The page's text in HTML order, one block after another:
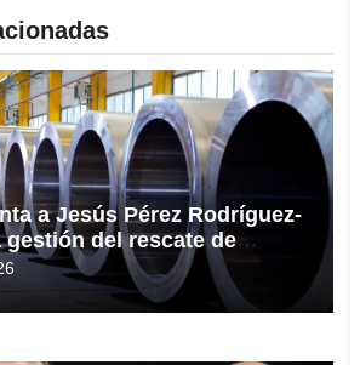
a Jesús Pérez Rodríguez-
gestión del rescate de